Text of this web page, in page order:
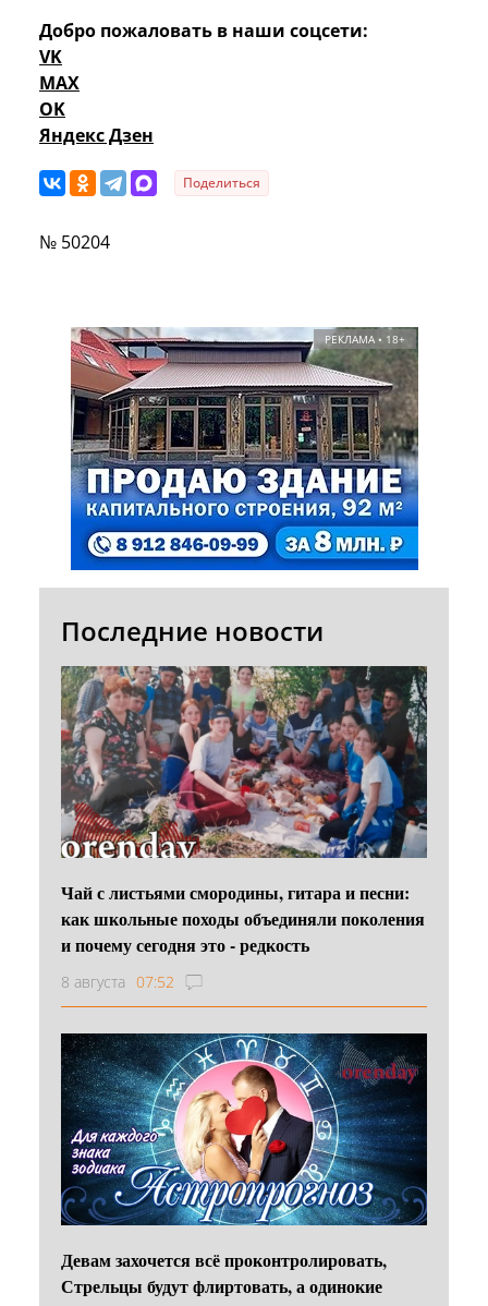
Добро пожаловать в наши соцсети:
VK
MAX
OK
Яндекс Дзен
Поделиться
№ 50204
РЕКЛАМА • 18+
Последние новости
Чай с листьями смородины, гитара и песни:
как школьные походы объединяли поколения
и почему сегодня это - редкость
8 августа 07:52
Девам захочется всё проконтролировать,
Стрельцы будут флиртовать, а одинокие